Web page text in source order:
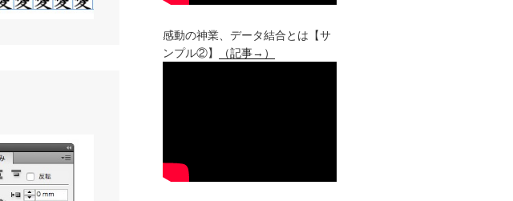
感動の神業、データ結合とは【サ
ンプル②】
（記事→）